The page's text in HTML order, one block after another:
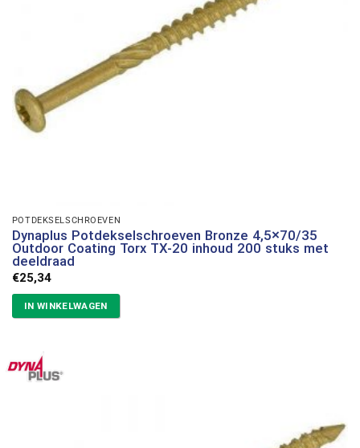
POTDEKSELSCHROEVEN
Dynaplus Potdekselschroeven Bronze 4,5×70/35
Outdoor Coating Torx TX-20 inhoud 200 stuks met
deeldraad
€25,34
IN WINKELWAGEN